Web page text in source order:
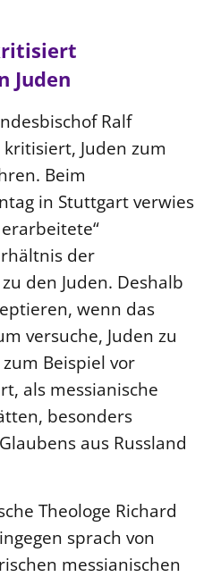
Juden
Ralf
Juden zum
Beim
in Stuttgart verwies
der
den Juden. Deshalb
wenn das
versuche, Juden zu
Beispiel vor
als messianische
besonders
aus Russland
Theologe Richard
sprach von
messianischen